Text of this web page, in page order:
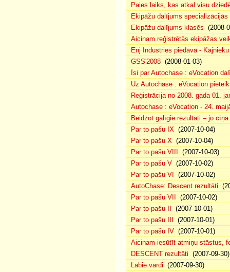
Paies laiks, kas atkal visu
Ekipāžu dalījums specializācijās
Ekipāžu dalījums klasēs (2008-
Aicinam reģistrētās ekipāžas
Enj Industries piedāvā -
GSS'2008 (2008-01-03)
Īsi par Autochase : eVocation
Uz Autochase : eVocation
Reģistrācija no 2008. gada 01.
Autochase : eVocation - 24.
Beidzot galīgie rezultāti – jo
Par to pašu IX (2007-10-04)
Par to pašu X (2007-10-04)
Par to pašu VIII
(2007-10-03)
Par to pašu V (2007-10-02)
Par to pašu VI
(2007-10-02)
AutoChase: Descent rezultāti
Par to pašu VII
(2007-10-02)
Par to pašu II
(2007-10-01)
Par to pašu III
(2007-10-01)
Par to pašu IV (2007-10-01)
Aicinam iesūtīt atmiņu stāstus,
DESCENT rezultāti (2007-09-30)
Labie vārdi (2007-09-30)